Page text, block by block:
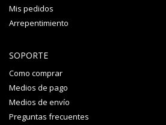
Mis pedidos
Arrepentimiento
SOPORTE
Como comprar
Medios de pago
Medios de envío
Preguntas frecuentes